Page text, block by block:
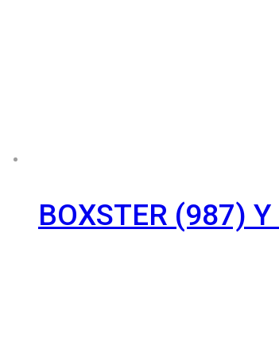
BOXSTER (987)